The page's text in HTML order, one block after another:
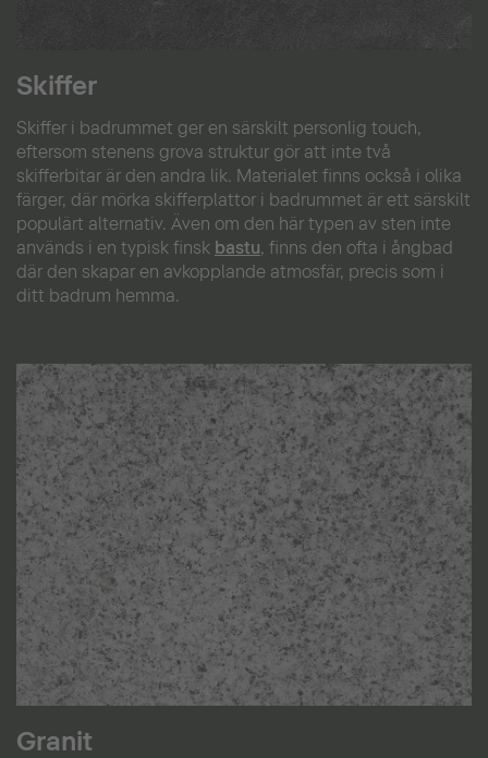
Skiffer
Skiffer i badrummet ger en särskilt personlig touch,
eftersom stenens grova struktur gör att inte två
skifferbitar är den andra lik. Materialet finns också i olika
färger, där mörka skifferplattor i badrummet är ett särskilt
populärt alternativ. Även om den här typen av sten inte
används i en typisk finsk bastu, finns den ofta i ångbad
där den skapar en avkopplande atmosfär, precis som i
ditt badrum hemma.
Granit